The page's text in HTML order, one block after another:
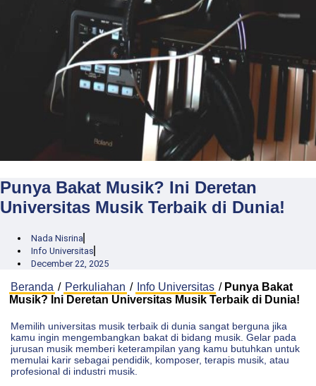
Punya Bakat Musik? Ini Deretan
Universitas Musik Terbaik di Dunia!
Nada Nisrina
Info Universitas
December 22, 2025
Beranda / Perkuliahan / Info Universitas / Punya Bakat
Musik? Ini Deretan Universitas Musik Terbaik di Dunia!
Memilih universitas musik terbaik di dunia sangat berguna jika
kamu ingin mengembangkan bakat di bidang musik. Gelar pada
jurusan musik memberi keterampilan yang kamu butuhkan untuk
memulai karir sebagai pendidik, komposer, terapis musik, atau
profesional di industri musik.